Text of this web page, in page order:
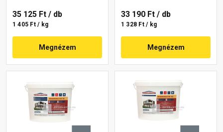
35 125 Ft / db
1 405 Ft / kg
Megnézem
33 190 Ft / db
1 328 Ft / kg
Megnézem